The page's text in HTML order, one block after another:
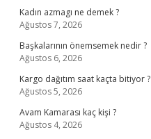
Kadın azmagı ne demek ?
Ağustos 7, 2026
Başkalarının önemsemek nedir ?
Ağustos 6, 2026
Kargo dağıtım saat kaçta bitiyor ?
Ağustos 5, 2026
Avam Kamarası kaç kişi ?
Ağustos 4, 2026